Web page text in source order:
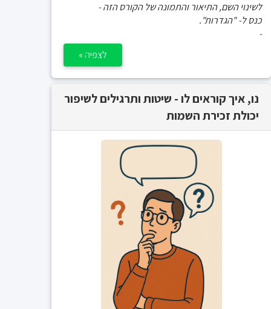
לשינוי השם, התיאור והתמונה של הקורס הזה -
כנס ל- "הגדרות".
-
לצפיה »
נו, איך קוראים לו - שיטות ותרגילים לשיפור
יכולת זכירת השמות